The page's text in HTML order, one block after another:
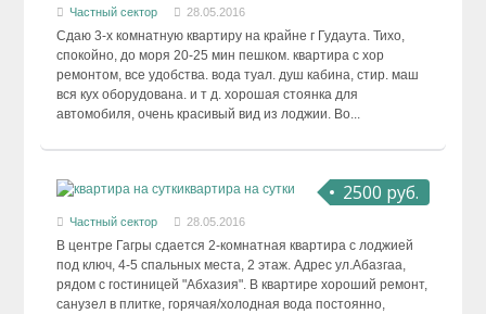
Частный сектор 28.05.2016
Сдаю 3-х комнатную квартиру на крайне г Гудаута. Тихо,
спокойно, до моря 20-25 мин пешком. квартира с хор
ремонтом, все удобства. вода туал. душ кабина, стир. маш
вся кух оборудована. и т д. хорошая стоянка для
автомобиля, очень красивый вид из лоджии. Во...
2500 руб.
квартира на сутки
Частный сектор 28.05.2016
В центре Гагры сдается 2-комнатная квартира с лоджией
под ключ, 4-5 спальных места, 2 этаж. Адрес ул.Абазгаа,
рядом с гостиницей "Абхазия". В квартире хороший ремонт,
санузел в плитке, горячая/холодная вода постоянно,